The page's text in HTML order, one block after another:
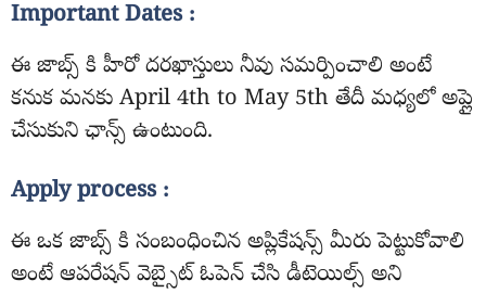
Important Dates :
ఈ జాబ్స్ కి హీరో దరఖాస్తులు నీవు సమర్పించాలి అంటే
కనుక మనకు April 4th to May 5th తేదీ మధ్యలో అప్లై
చేసుకుని ఛాన్స్ ఉంటుంది.
Apply process :
ఈ ఒక జాబ్స్ కి సంబంధించిన అప్లికేషన్స్ మీరు పెట్టుకోవాలి
అంటే ఆపరేషన్ వెబ్సైట్ ఓపెన్ చేసి డీటెయిల్స్ అని